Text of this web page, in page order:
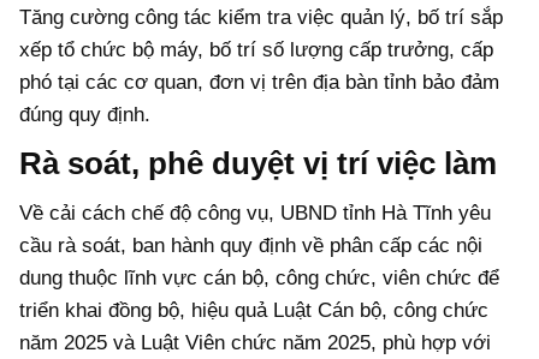
Tăng cường công tác kiểm tra việc quản lý, bố trí sắp
xếp tổ chức bộ máy, bố trí số lượng cấp trưởng, cấp
phó tại các cơ quan, đơn vị trên địa bàn tỉnh bảo đảm
đúng quy định.
Rà soát, phê duyệt vị trí việc làm
Về cải cách chế độ công vụ, UBND tỉnh Hà Tĩnh yêu
cầu rà soát, ban hành quy định về phân cấp các nội
dung thuộc lĩnh vực cán bộ, công chức, viên chức để
triển khai đồng bộ, hiệu quả Luật Cán bộ, công chức
năm 2025 và Luật Viên chức năm 2025, phù hợp với